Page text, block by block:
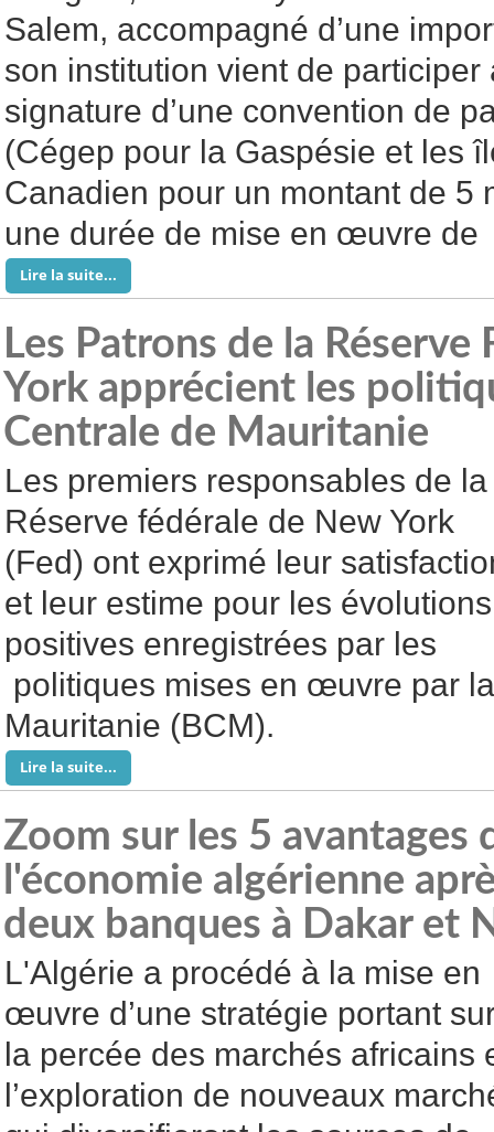
Salem, accompagné d’une
son institution vient de
signature d’une convention de
(Cégep pour la Gaspésie et les
Canadien pour un montant de 5
une durée de mise en œuvre de
Lire la suite...
Les Patrons de la Réserve
York apprécient les
Centrale de Mauritanie
Les premiers responsables de la
Réserve fédérale de New York
(Fed) ont ​​exprimé leur
et leur estime pour les évolutions
positives enregistrées par les
politiques mises en œuvre par
Mauritanie (BCM).
Lire la suite...
Zoom sur les 5 avantages
l'économie algérienne
deux banques à Dakar et
L'Algérie a procédé à la mise en
œuvre d’une stratégie portant
la percée des marchés africains
l’exploration de nouveaux